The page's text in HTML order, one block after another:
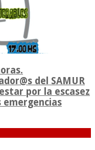
del SAMUR
por la escasez
emergencias